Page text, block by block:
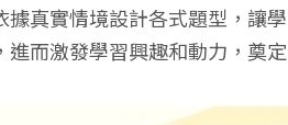
真實情境設計各式題型，讓
而激發學習興趣和動力，奠